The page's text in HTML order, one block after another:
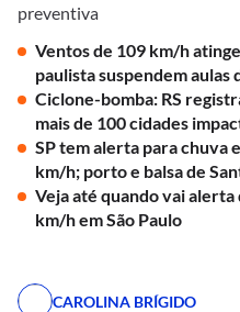
preventiva
Ventos de 109 km/h
paulista suspendem aulas
Ciclone-bomba: RS
mais de 100 cidades
SP tem alerta para chuva
km/h; porto e balsa de
Veja até quando vai
km/h em São Paulo
CAROLINA BRÍGIDO